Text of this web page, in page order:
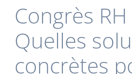
Congrès
Quelles
concrètes